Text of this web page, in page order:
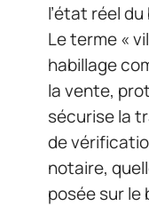
l’état réel du
Le terme «
habillage
la vente,
sécurise la
de
notaire,
posée sur le